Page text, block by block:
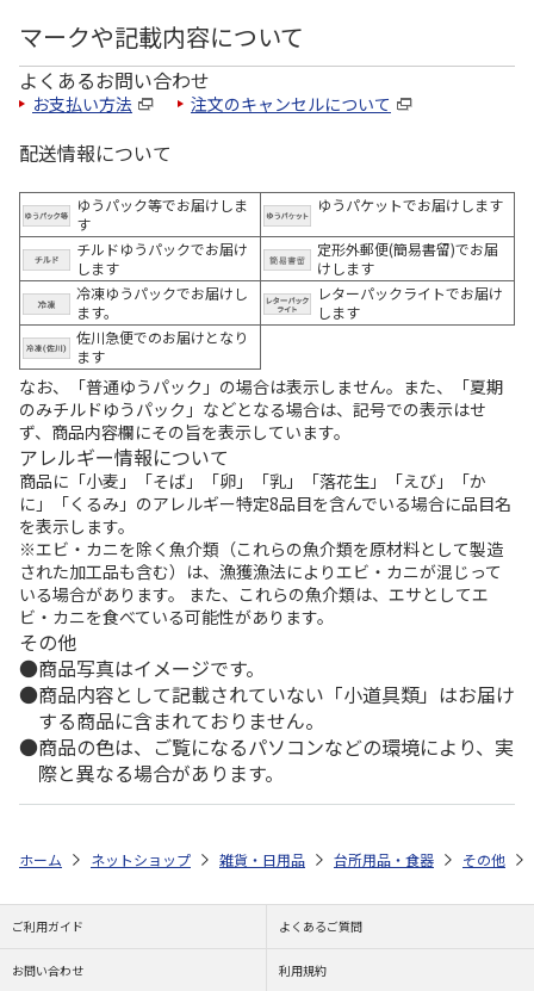
マークや記載内容について
よくあるお問い合わせ
お支払い方法 注文のキャンセルについて
配送情報について
ゆうパック等でお届けしま
す
ゆうパケットでお届けします
チルドゆうパックでお届け
します
定形外郵便(簡易書留)でお届
けします
冷凍ゆうパックでお届けし
ます。
レターパックライトでお届け
します
佐川急便でのお届けとなり
ます
なお、「普通ゆうパック」の場合は表示しません。また、「夏期
のみチルドゆうパック」などとなる場合は、記号での表示はせ
ず、商品内容欄にその旨を表示しています。
アレルギー情報について
商品に「小麦」「そば」「卵」「乳」「落花生」「えび」「か
に」「くるみ」のアレルギー特定8品目を含んでいる場合に品目名
を表示します。
※エビ・カニを除く魚介類（これらの魚介類を原材料として製造
された加工品も含む）は、漁獲漁法によりエビ・カニが混じって
いる場合があります。 また、これらの魚介類は、エサとしてエ
ビ・カニを食べている可能性があります。
その他
商品写真はイメージです。
商品内容として記載されていない「小道具類」はお届け
する商品に含まれておりません。
商品の色は、ご覧になるパソコンなどの環境により、実
際と異なる場合があります。
ホーム ネットショップ 雑貨・日用品 台所用品・食器 その他
ご利用ガイド よくあるご質問
お問い合わせ 利用規約